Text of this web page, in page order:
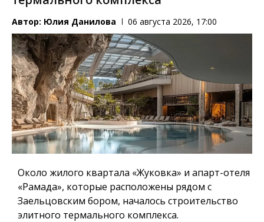
Автор: Юлия Данилова 06 августа 2026, 17:00
Около жилого квартала «Жуковка» и апарт-отеля
«Рамада», которые расположены рядом с
Заельцовским бором, началось строительство
элитного термального комплекса.